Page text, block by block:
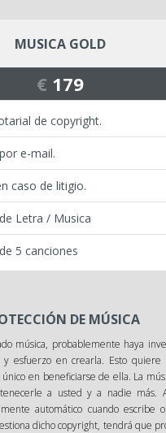
MUSICA GOLD
€ 179
de copyright.
e-mail.
caso de litigio.
Letra / Musica
5 canciones
DE MÚSICA
música, probablemente haya
esfuerzo en crearla. Esto quiere
en beneficiarse de ella. La
a usted y a nadie más.
automático cuando escribe
dicho copyright, tendrá que